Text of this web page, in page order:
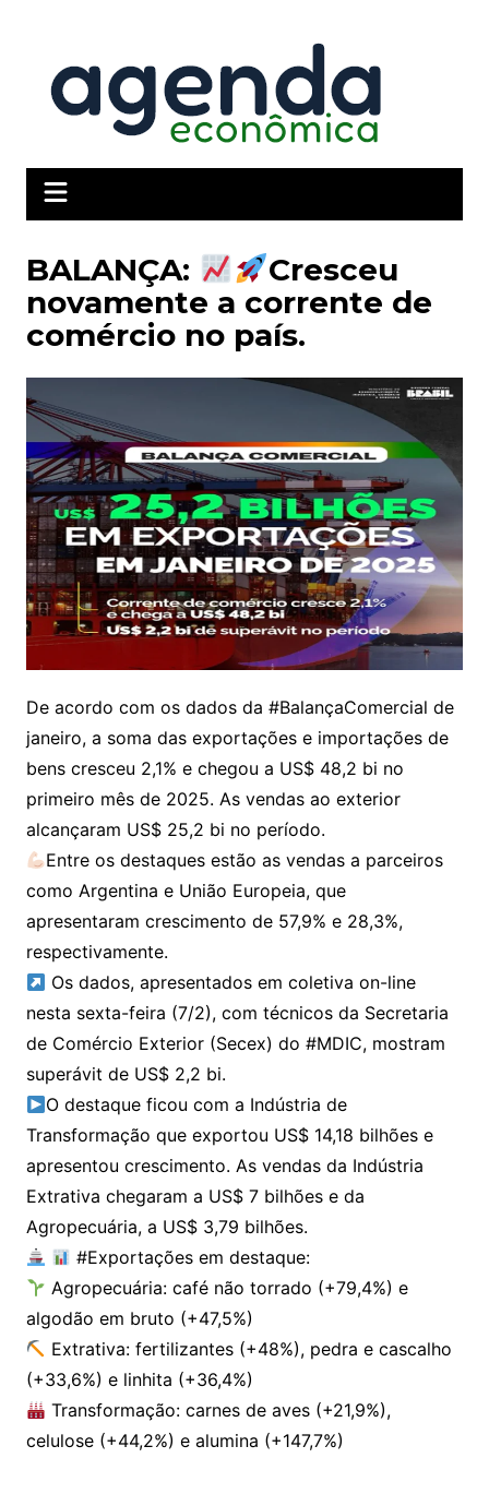
conteúdo
BALANÇA:
Cresceu
novamente a corrente de
comércio no país.
De acordo com os dados da #BalançaComercial de
janeiro, a soma das exportações e importações de
bens cresceu 2,1% e chegou a US$ 48,2 bi no
primeiro mês de 2025. As vendas ao exterior
alcançaram US$ 25,2 bi no período.
Entre os destaques estão as vendas a parceiros
como Argentina e União Europeia, que
apresentaram crescimento de 57,9% e 28,3%,
respectivamente.
Os dados, apresentados em coletiva on-line
nesta sexta-feira (7/2), com técnicos da Secretaria
de Comércio Exterior (Secex) do #MDIC, mostram
superávit de US$ 2,2 bi.
O destaque ficou com a Indústria de
Transformação que exportou US$ 14,18 bilhões e
apresentou crescimento. As vendas da Indústria
Extrativa chegaram a US$ 7 bilhões e da
Agropecuária, a US$ 3,79 bilhões.
#Exportações em destaque:
Agropecuária: café não torrado (+79,4%) e
algodão em bruto (+47,5%)
Extrativa: fertilizantes (+48%), pedra e cascalho
(+33,6%) e linhita (+36,4%)
Transformação: carnes de aves (+21,9%),
celulose (+44,2%) e alumina (+147,7%)